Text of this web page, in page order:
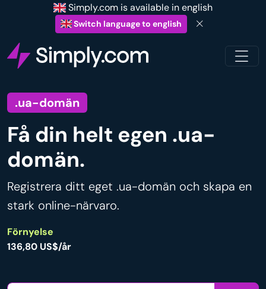
Simply.com is available in english
Switch language to english
.ua-domän
Få din helt egen .ua-
domän.
Registrera ditt eget .ua-domän och skapa en
stark online-närvaro.
Förnyelse
136,80 US$/år